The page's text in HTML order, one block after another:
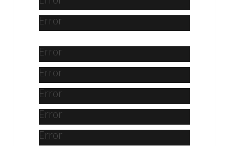
Error
Error
Error
Error
Error
Error